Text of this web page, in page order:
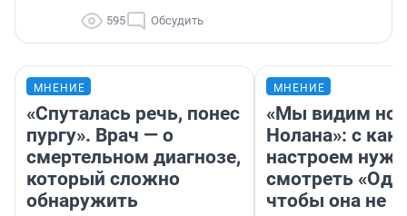
595 Обсудить
МНЕНИЕ
«Спуталась речь, понес
пургу». Врач — о
смертельном диагнозе,
который сложно
обнаружить
МНЕНИЕ
«Мы видим
Нолана»: с
настроем
смотреть
чтобы она не